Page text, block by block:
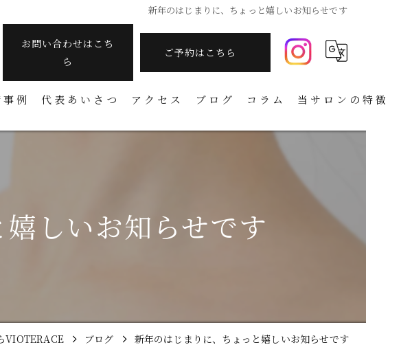
新年のはじまりに、ちょっと嬉しいお知らせです
お問い合わせはこち
ら
ご予約はこちら
例 代表あいさつ アクセス ブログ コラム 当サロンの特徴
温活
アーユルヴェーダ
しいお知らせです
VIOTERACE ブログ 新年のはじまりに、ちょっと嬉しいお知らせです